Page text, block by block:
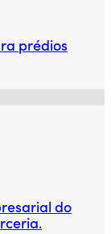
prédios
do